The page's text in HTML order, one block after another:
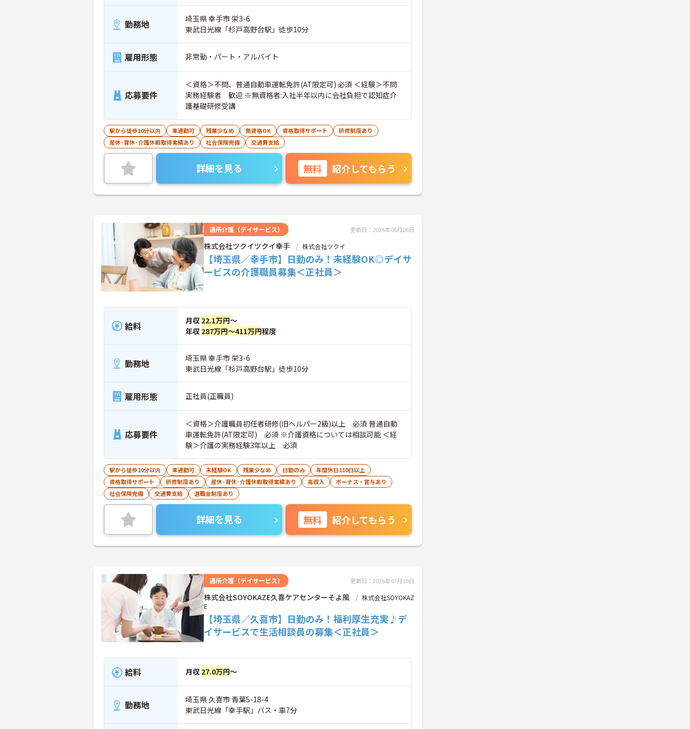
勤務地
埼玉県 幸手市 栄3-6
東武日光線「杉戸高野台駅」徒歩10分
雇用形態 非常勤・パート・アルバイト
応募要件
＜資格＞不問、普通自動車運転免許(AT限定可) 必須 ＜経験＞不問
実務経験者 歓迎 ※無資格者:入社半年以内に会社負担で認知症介
護基礎研修受講
駅から徒歩10分以内 車通勤可 残業少なめ 無資格OK 資格取得サポート
研修制度あり
産休･育休･介護休暇取得実績あり
社会保険完備 交通費支給
詳細を見る 無料 紹介してもらう
通所介護（デイサービス） 更新日：2026年08月06日
株式会社ツクイツクイ幸手 株式会社ツクイ
【埼玉県／幸手市】日勤のみ！未経験OK◎デイサ
ービスの介護職員募集＜正社員＞
給料 月収 22.1万円～
年収 287万円～411万円程度
勤務地
埼玉県 幸手市 栄3-6
東武日光線「杉戸高野台駅」徒歩10分
雇用形態 正社員(正職員)
応募要件
＜資格＞介護職員初任者研修(旧ヘルパー2級)以上 必須 普通自動
車運転免許(AT限定可) 必須 ※介護資格については相談可能 ＜経
験＞介護の実務経験3年以上 必須
駅から徒歩10分以内 車通勤可 未経験OK 残業少なめ 日勤のみ
年間休日110日以上
資格取得サポート
研修制度あり 産休･育休･介護休暇取得実績あり 高収入
ボーナス・賞与あり
社会保険完備
交通費支給 退職金制度あり
詳細を見る 無料 紹介してもらう
通所介護（デイサービス） 更新日：2026年07月30日
株式会社SOYOKAZE久喜ケアセンターそよ風
株式会社SOYOKAZ
E
【埼玉県／久喜市】日勤のみ！福利厚生充実♪デ
イサービスで生活相談員の募集＜正社員＞
給料 月収 27.0万円～
勤務地
埼玉県 久喜市 青葉5-18-4
東武日光線「幸手駅」バス・車7分